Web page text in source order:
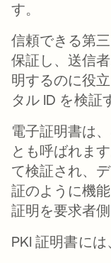
す。
信頼できる第
保証し、送信
明するのに役
タル ID を検証
電子証明書は、
とも呼ばれま
て検証され、
証のように機
証明を要求者
PKI 証明書には